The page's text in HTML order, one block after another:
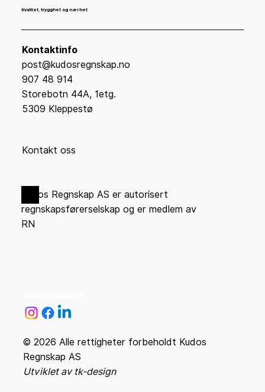
Kontaktinfo
post@kudosregnskap.no
907 48 914
Storebotn 44A, 1etg.
5309 Kleppestø
Kvalitet, trygghet og nærhet
Kontakt oss
© 2026 Alle rettigheter forbeholdt Kudos
Regnskap AS
Utviklet av tk-design
Kudos Regnskap AS er autorisert
regnskapsførerselskap og er medlem av
RN